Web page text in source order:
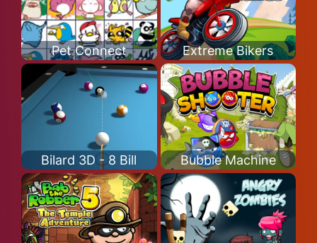
Pet Connect Extreme Bikers
Bilard 3D - 8 Bill Bubble Machine